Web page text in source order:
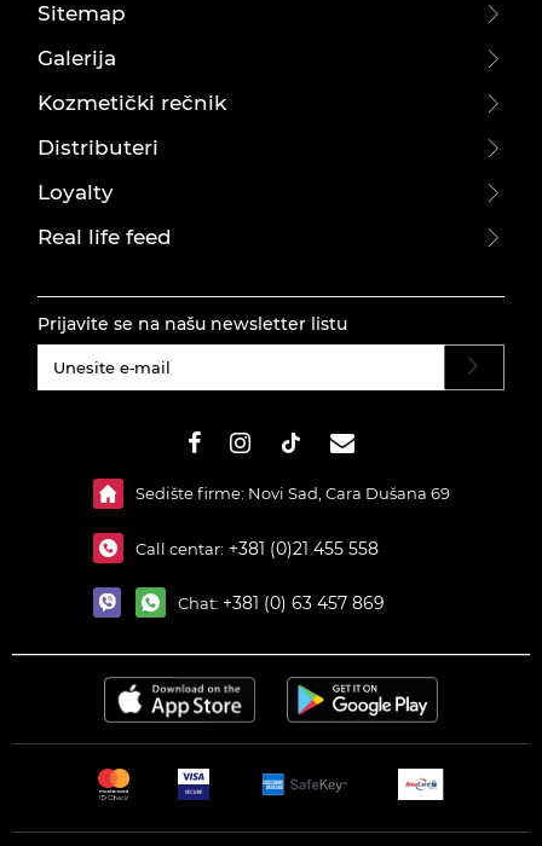
Sitemap
Galerija
Kozmetički rečnik
Distributeri
Loyalty
Real life feed
Prijavite se na našu newsletter listu
Sedište firme: Novi Sad, Cara Dušana 69
Call centar: +381 (0)21 455 558
Chat: +381 (0) 63 457 869